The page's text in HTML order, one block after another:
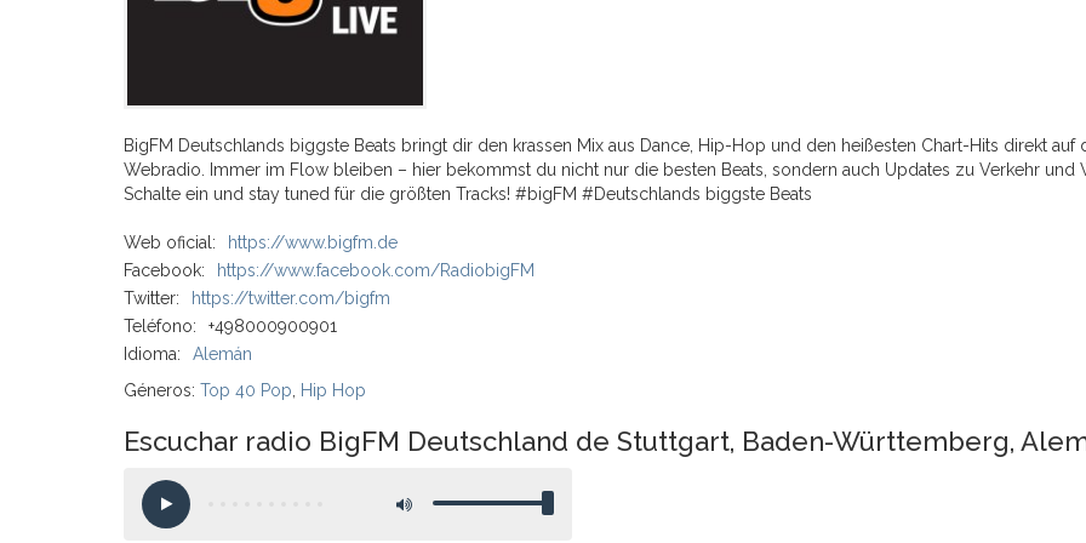
BigFM Deutschlands biggste Beats bringt dir den krassen Mix aus Dance, Hip-Hop und den heißesten Chart-Hits direkt auf
Webradio. Immer im Flow bleiben – hier bekommst du nicht nur die besten Beats, sondern auch Updates zu Verkehr und
Schalte ein und stay tuned für die größten Tracks! #bigFM #Deutschlands biggste Beats
Web oficial:
https://www.bigfm.de
Facebook:
https://www.facebook.com/RadiobigFM
Twitter:
https://twitter.com/bigfm
Teléfono:
+498000900901
Idioma:
Alemán
Géneros: Top 40 Pop Hip Hop
Escuchar radio BigFM Deutschland de Stuttgart, Baden-Württemberg,